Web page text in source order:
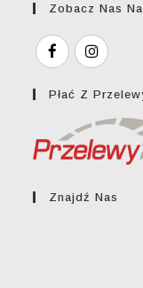
Zobacz Nas Na
Płać Z
Znajdź Nas